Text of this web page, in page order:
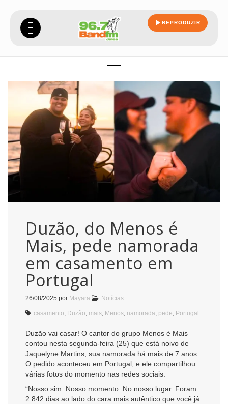
REPRODUZIR
Duzão, do Menos é
Mais, pede namorada
em casamento em
Portugal
26/08/2025 por Mayara Notícias
casamento Duzão mais Menos namorada pede Portugal
Duzão vai casar! O cantor do grupo Menos é Mais
contou nesta segunda-feira (25) que está noivo de
Jaquelyne Martins, sua namorada há mais de 7 anos.
O pedido aconteceu em Portugal, e ele compartilhou
várias fotos do momento nas redes sociais.
“Nosso sim. Nosso momento. No nosso lugar. Foram
2.842 dias ao lado do cara mais autêntico que você já